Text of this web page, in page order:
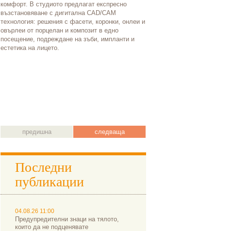
комфорт. В студиото предлагат експресно
възстановяване с дигитална CAD/CAM
технология: решения с фасети, коронки, онлеи и
овърлеи от порцелан и композит в едно
посещение, подреждане на зъби, импланти и
естетика на лицето.
предишна следваща
Последни
публикации
04.08.26 11:00
Предупредителни знаци на тялото,
които да не подценявате